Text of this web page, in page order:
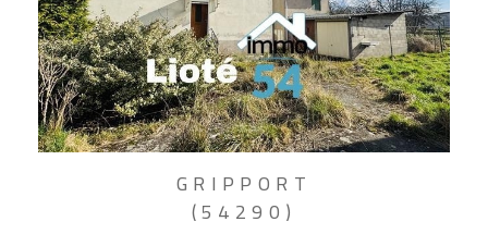
GRIPPORT
(54290)